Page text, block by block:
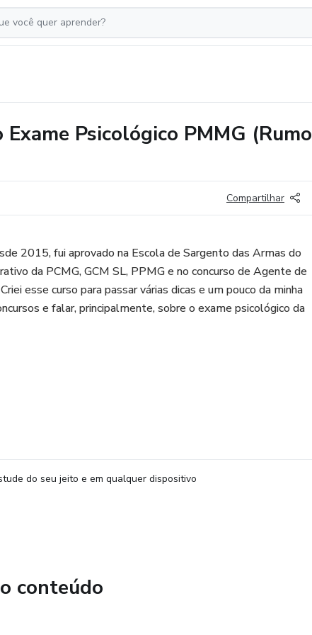
Psicológico PMMG (Rumo
Compartilhar
2015, fui aprovado na Escola de Sargento das Armas do
da PCMG, GCM SL, PPMG e no concurso de Agente de
esse curso para passar várias dicas e um pouco da minha
e falar, principalmente, sobre o exame psicológico da
do seu jeito e em qualquer dispositivo
conteúdo